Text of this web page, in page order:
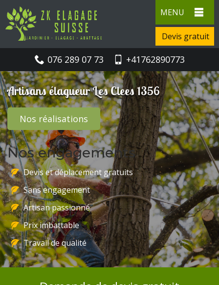
MENU
Devis gratuit
076 289 07 73 +41762890773
Artisans élagueur Les Clees 1356
Nos réalisations
Nos engagements
Devis et déplacement gratuits
Sans engagement
Artisan passionné
Prix imbattable
Travail de qualité